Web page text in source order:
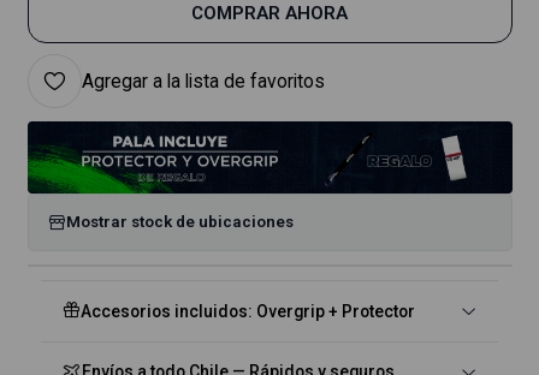
COMPRAR AHORA
Agregar a la lista de favoritos
Mostrar stock de ubicaciones
Accesorios incluidos: Overgrip + Protector